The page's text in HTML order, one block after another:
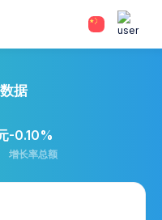
据
-0.10%
增长率总额